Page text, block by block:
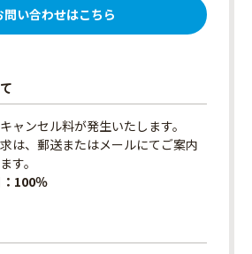
問い合わせはこちら
ャンセル料が発生いたします。
は、郵送またはメールにてご案内
す。
100％